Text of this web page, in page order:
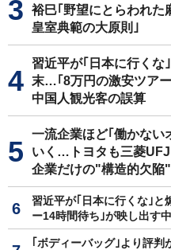
裕巳｢野望にとらわれた
皇室典範の大原則｣
習近平が｢日本に行くな
末…｢8万円の激安ツア
中国人観光客の誤算
一流企業ほど｢働かない
いく…トヨタも三菱
企業だけの"構造的欠陥"
習近平が｢日本に行くな｣
ー14時間待ち｣が映し出す
｢ボディーバッグ｣より評